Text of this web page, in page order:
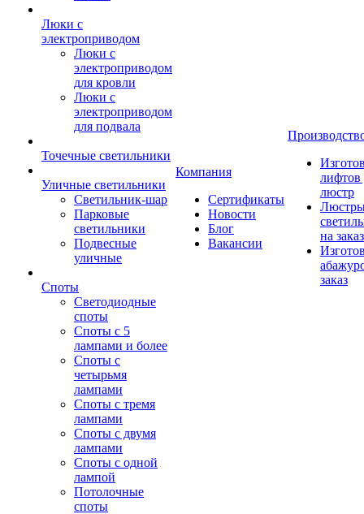
Люки с
электроприводом
Люки с
электроприводом
для кровли
Люки с
электроприводом
для подвала
Точечные светильники
Уличные светильники
Светильник-шар
Парковые
светильники
Подвесные
уличные
Споты
Светодиодные
споты
Споты с 5
лампами и более
Споты с
четырьмя
лампами
Споты с тремя
лампами
Споты с двумя
лампами
Споты с одной
лампой
Потолочные
споты
Компания
Сертификаты
Новости
Блог
Вакансии
лифтов
люстр
на заказ
заказ